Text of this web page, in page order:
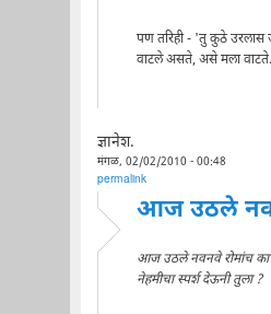
पण तरिही - 'तु कुठे उरलास
वाटले असते, असे मला वाटते.
ज्ञानेश.
मंगळ, 02/02/2010 - 00:48
permalink
आज उठले
आज उठले नवनवे रोमांच का
नेहमीचा स्पर्श देऊनी तुला ?